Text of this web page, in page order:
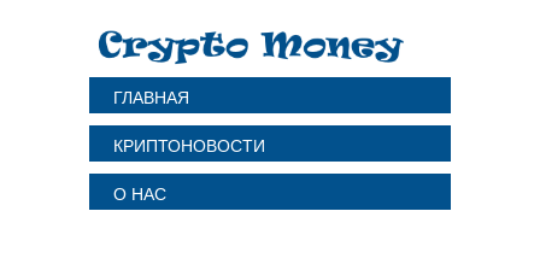
ГЛАВНАЯ
КРИПТОНОВОСТИ
О НАС